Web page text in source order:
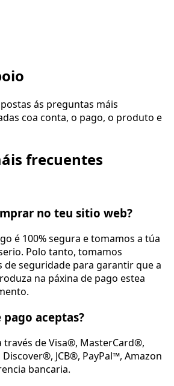
ás preguntas máis
coa conta, o pago, o produto e
frecuentes
no teu sitio web?
é 100% segura e tomamos a túa
Polo tanto, tomamos
de seguridade para garantir que a
na páxina de pago estea
aceptas?
través de Visa®, MasterCard®,
JCB®, PayPal™, Amazon
bancaria.